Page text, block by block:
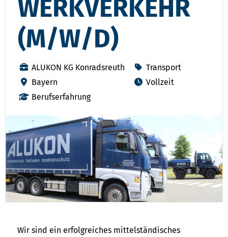
WERKVERKEHR
(M/W/D)
ALUKON KG Konradsreuth
Bayern
Berufserfahrung
Transport
Vollzeit
Wir sind ein erfolgreiches mittelständisches